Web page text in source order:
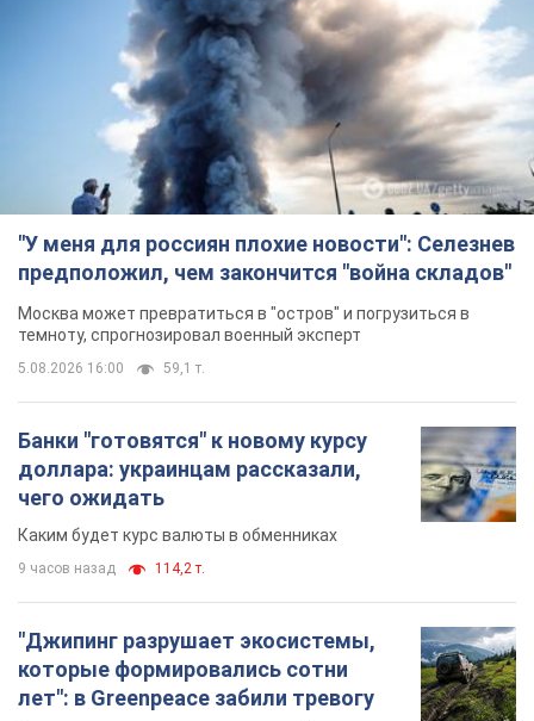
"У меня для россиян плохие новости": Селезнев
предположил, чем закончится "война складов"
Москва может превратиться в "остров" и погрузиться в
темноту, спрогнозировал военный эксперт
5.08.2026 16:00 59,1 т.
Банки "готовятся" к новому курсу
доллара: украинцам рассказали,
чего ожидать
Каким будет курс валюты в обменниках
9 часов назад 114,2 т.
"Джипинг разрушает экосистемы,
которые формировались сотни
лет": в Greenpeace забили тревогу